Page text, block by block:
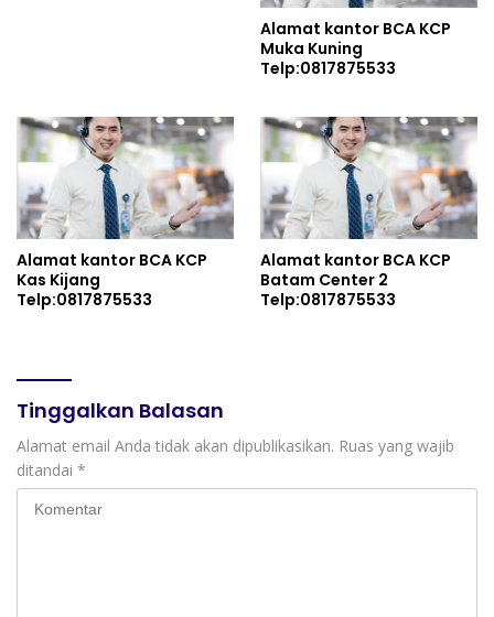
Alamat kantor BCA KCP
Muka Kuning
Telp:0817875533
Alamat kantor BCA KCP
Kas Kijang
Telp:0817875533
Alamat kantor BCA KCP
Batam Center 2
Telp:0817875533
Tinggalkan Balasan
Alamat email Anda tidak akan dipublikasikan. Ruas yang wajib
ditandai *